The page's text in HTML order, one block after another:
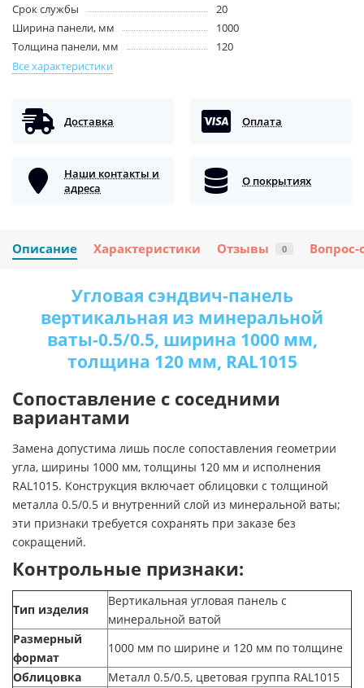
Срок службы
20
Ширина панели, мм
1000
Толщина панели, мм
120
Все характеристики
Доставка Оплата
Наши контакты и
адреса
О покрытиях
Описание Характеристики Отзывы 0 Вопрос-
Угловая сэндвич-панель
вертикальная из минеральной
ваты-0.5/0.5, ширина 1000 мм,
толщина 120 мм, RAL1015
Сопоставление с соседними
вариантами
Замена допустима лишь после сопоставления геометрии
угла, ширины 1000 мм, толщины 120 мм и исполнения
RAL1015. Конструкция включает облицовки с толщиной
металла 0.5/0.5 и внутренний слой из минеральной ваты;
эти признаки требуется сохранять при заказе без
сокращений.
Контрольные признаки:
Тип изделия
Вертикальная угловая панель с
минеральной ватой
Размерный
формат
1000 мм по ширине и 120 мм по толщине
Облицовка
Металл 0.5/0.5, цветовая группа RAL1015